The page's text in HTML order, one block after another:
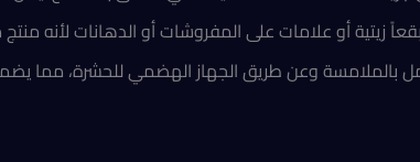
زيتية أو علامات على المفروشات أو الدهانات لأنه
بالملامسة وعن طريق الجهاز الهضمي للحشرة، مما